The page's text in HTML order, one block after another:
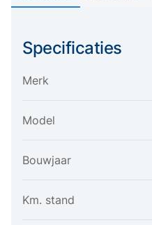
Specificaties
Merk
Model
Bouwjaar
Km. stand